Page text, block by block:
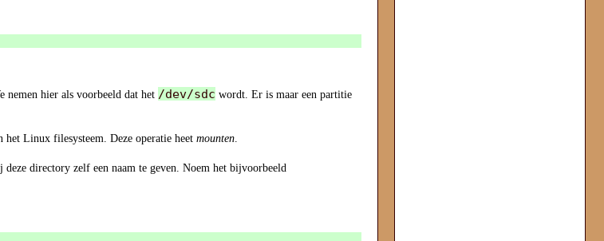
nemen hier als voorbeeld dat het /dev/sdc wordt. Er is maar een partitie
het Linux filesysteem. Deze operatie heetmounten
deze directory zelf een naam te geven. Noem het bijvoorbeeld